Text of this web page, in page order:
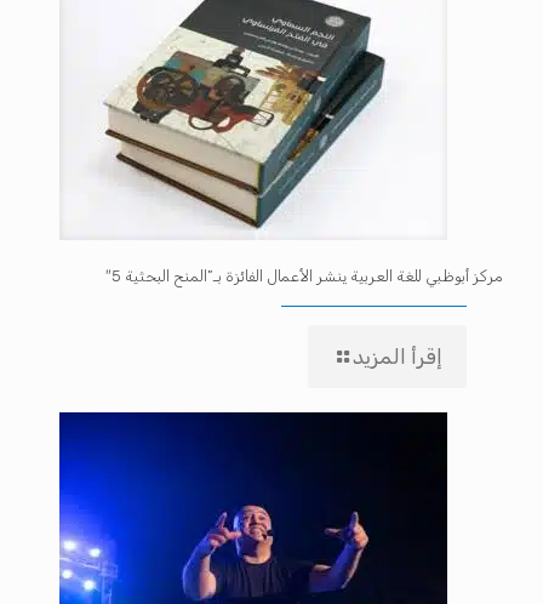
مركز أبوظبي للغة العربية ينشر الأعمال الفائزة بـ”المنح البحثية 5″
إقرأ المزيد